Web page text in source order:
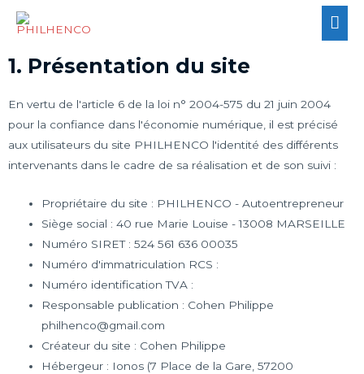
1. Présentation du site
En vertu de l'article 6 de la loi n° 2004-575 du 21 juin 2004
pour la confiance dans l'économie numérique, il est précisé
aux utilisateurs du site PHILHENCO l'identité des différents
intervenants dans le cadre de sa réalisation et de son suivi :
Propriétaire du site : PHILHENCO - Autoentrepreneur
Siège social : 40 rue Marie Louise - 13008 MARSEILLE
Numéro SIRET : 524 561 636 00035
Numéro d'immatriculation RCS :
Numéro identification TVA :
Responsable publication : Cohen Philippe
philhenco@gmail.com
Créateur du site : Cohen Philippe
Hébergeur : Ionos (7 Place de la Gare, 57200